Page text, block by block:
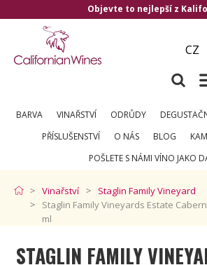
Objevte to nejlepší z Kalifornie
CZ
BARVA VINAŘSTVÍ ODRŮDY
PŘÍSLUŠENSTVÍ
O NÁS BLOG
POŠLETE S NÁMI VÍNO JAKO
Vinařství
Staglin Family Vineyard
Staglin Family Vineyards Estate
ml
STAGLIN FAMILY